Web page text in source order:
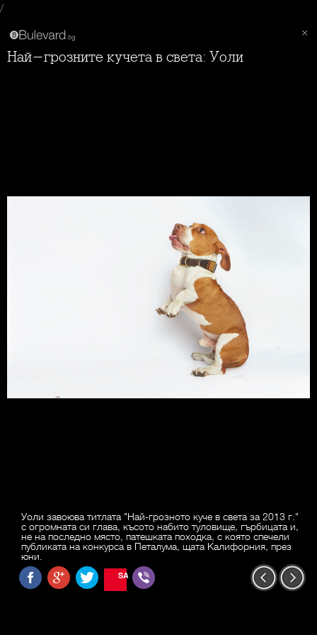
/
Най-грозните кучета в света: Уоли
Уоли завоюва титлата "Най-грозното куче в света за 2013 г."
с огромната си глава, късото набито туловище, гърбицата и,
не на последно място, патешката походка, с която спечели
публиката на конкурса в Петалума, щата Калифорния, през
юни.
SAVE